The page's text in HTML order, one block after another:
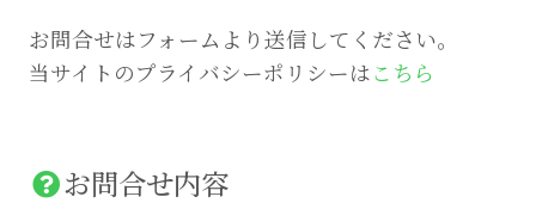
お問合せはフォームより送信してください。
当サイトのプライバシーポリシーはこちら
お問合せ内容